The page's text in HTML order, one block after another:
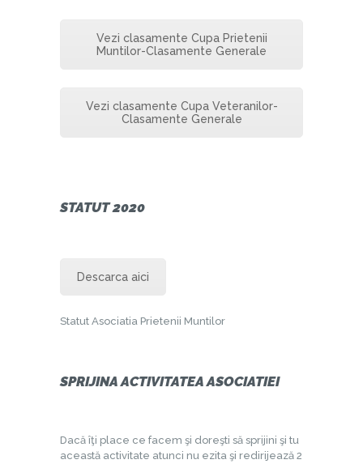
Vezi clasamente Cupa Prietenii
Muntilor-Clasamente Generale
Vezi clasamente Cupa Veteranilor-
Clasamente Generale
STATUT 2020
Descarca aici
Statut Asociatia Prietenii Muntilor
SPRIJINA ACTIVITATEA ASOCIATIEI
Dacă îţi place ce facem şi doreşti să sprijini şi tu
această activitate atunci nu ezita şi redirijează 2